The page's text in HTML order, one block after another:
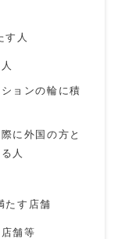
す人
ョンの輪に積
に外国の方と
人
たす店舗
舗等